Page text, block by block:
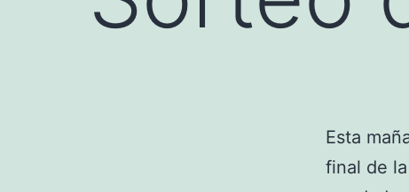
Esta
final de